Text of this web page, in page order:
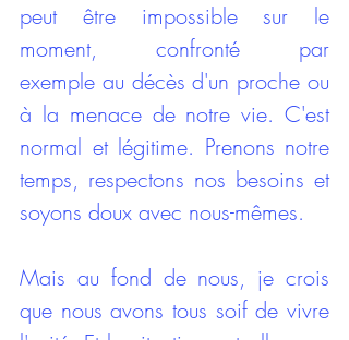
peut être impossible sur le
moment, confronté par
exemple au décès d'un proche ou
à la menace de notre vie. C'est
normal et légitime. Prenons notre
temps, respectons nos besoins et
soyons doux avec nous-mêmes.
Mais au fond de nous, je crois
que nous avons tous soif de vivre